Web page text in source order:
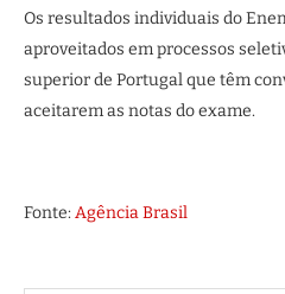
Os resultados individuais do
aproveitados em processos
superior de Portugal que têm
aceitarem as notas do exame.
Fonte: Agência Brasil